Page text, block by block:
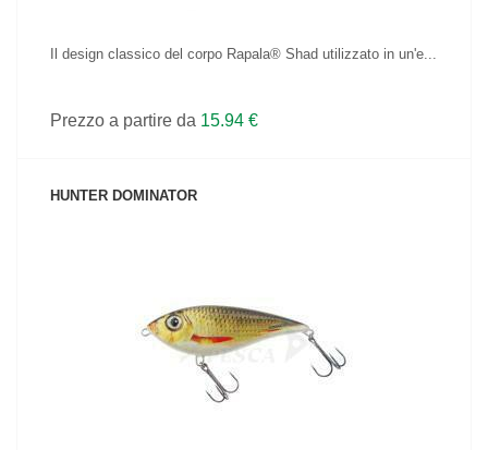
Il design classico del corpo Rapala® Shad utilizzato in un'e...
Prezzo a partire da 15.94 €
HUNTER DOMINATOR
VEDI IL PRODOTTO